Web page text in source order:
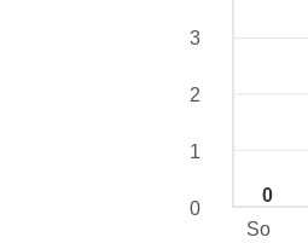
0
3
2
1
0
So